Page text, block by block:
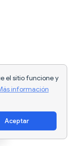
el sitio funcione y
información
Aceptar